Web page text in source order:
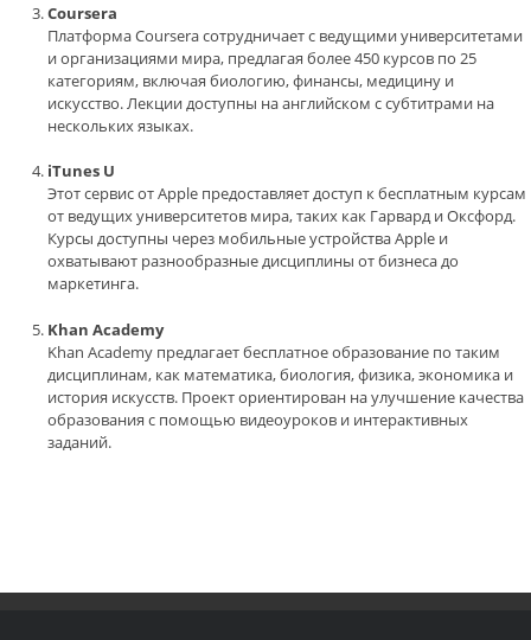
Coursera
Платформа Coursera сотрудничает с ведущими университетами
и организациями мира, предлагая более 450 курсов по 25
категориям, включая биологию, финансы, медицину и
искусство. Лекции доступны на английском с субтитрами на
нескольких языках.
iTunes U
Этот сервис от Apple предоставляет доступ к бесплатным курсам
от ведущих университетов мира, таких как Гарвард и Оксфорд.
Курсы доступны через мобильные устройства Apple и
охватывают разнообразные дисциплины от бизнеса до
маркетинга.
Khan Academy
Khan Academy предлагает бесплатное образование по таким
дисциплинам, как математика, биология, физика, экономика и
история искусств. Проект ориентирован на улучшение качества
образования с помощью видеоуроков и интерактивных
заданий.